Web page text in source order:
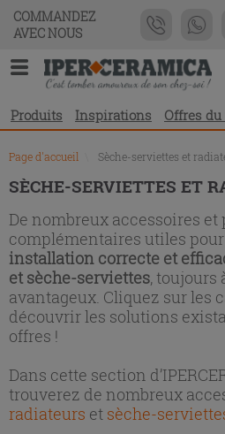
COMMANDEZ
AVEC NOUS
Produits Inspirations Offres
Page d'accueil Sèche-serviettes et
SÈCHE-SERVIETTES ET
De nombreux accessoires et
complémentaires utiles
installation correcte et
et sèche-serviettes, toujours
avantageux. Cliquez sur les
découvrir les solutions
offres !
Dans cette section
trouverez de nombreux
radiateurs et sèche-
Liste
des